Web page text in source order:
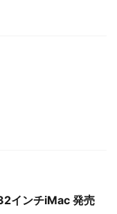
インチiMac 発売